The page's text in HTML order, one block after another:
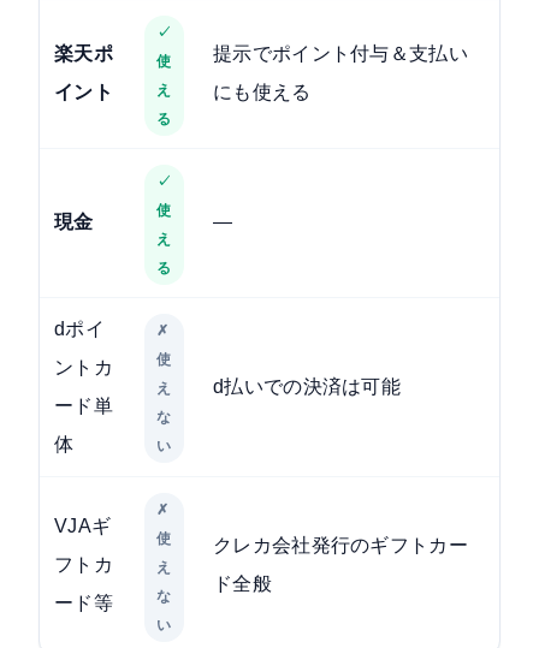
楽天ポ
イント
✓
使
え
る
提示でポイント付与＆支払い
にも使える
現金
✓
使
え
る
—
dポイ
ントカ
ード単
体
✗
使
え
な
い
d払いでの決済は可能
VJAギ
フトカ
ード等
✗
使
え
な
い
クレカ会社発行のギフトカー
ド全般